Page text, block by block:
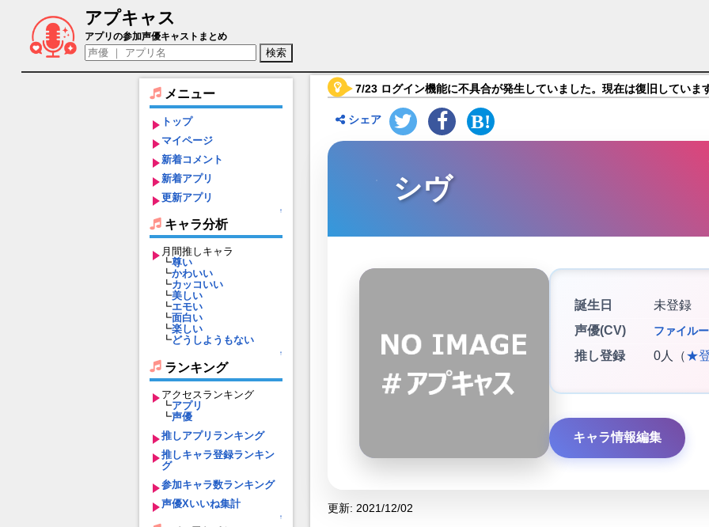
アプキャス
シヴ（声優：ファイルーズあい)【【新作RPG】キングダム オブ ヒーロー】キャラ紹介
アプリの参加声優キャストまとめ
メニュー
トップ
マイページ
新着コメント
新着アプリ
更新アプリ
↑
キャラ分析
月間推しキャラ
┗尊い
┗かわいい
┗カッコいい
┗美しい
┗エモい
┗面白い
┗楽しい
┗どうしようもない
↑
ランキング
アクセスランキング
┗アプリ
┗声優
推しアプリランキング
推しキャラ登録ランキン
グ
参加キャラ数ランキング
声優Xいいね集計
↑
7/23 ログイン機能に不具合が発生していました。現在は復旧していま
シェア
シヴ
誕生日
未登録
声優(CV)
ファイル
推し登録 0人（★
キャラ情報編集
更新: 2021/12/02